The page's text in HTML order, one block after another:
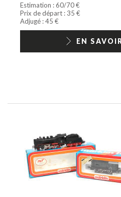
Estimation : 60/70 €
Prix de départ : 35 €
Adjugé : 45 €
EN